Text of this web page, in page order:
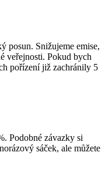
posun. Snižujeme emise,
veřejnosti. Pokud bych
pořízení již zachránily 5
Podobné závazky si
sáček, ale můžete